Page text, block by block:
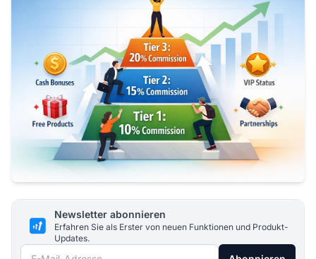
Newsletter abonnieren
Erfahren Sie als Erster von neuen Funktionen und Produkt-
Updates.
E-Mail-Adresse